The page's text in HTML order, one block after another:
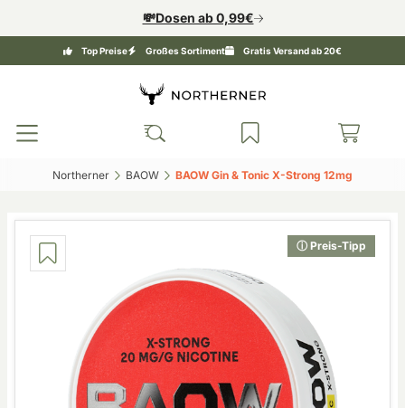
💸Dosen ab 0,99€
Top Preise Großes Sortiment Gratis Versand ab 20€
Northerner‎ BAOW‎ BAOW Gin & Tonic X-Strong 12mg‎
ⓘ Preis-Tipp